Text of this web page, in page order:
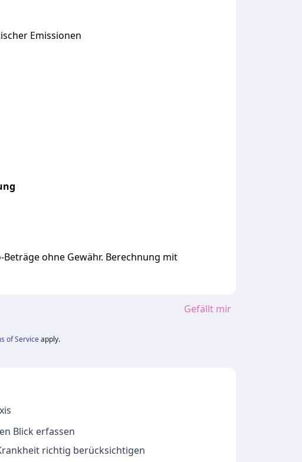
Emissionen
ohne Gewähr. Berechnung mit
Gefällt mir
of Service apply.
Blick erfassen
richtig berücksichtigen